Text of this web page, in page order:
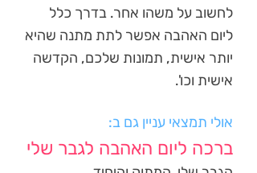
אולי תמצאי עניין גם ב:
ברכה ליום האהבה לגבר שלי
לחשוב על משהו אחר. בדרך כלל
ליום האהבה אפשר לתת מתנה שהיא
יותר אישית, תמונות שלכם, הקדשה
אישית וכו'.